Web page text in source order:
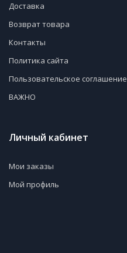
Доставка
Возврат товара
Контакты
Политика сайта
Пользовательское соглашение
ВАЖНО
Личный кабинет
Мои заказы
Мой профиль